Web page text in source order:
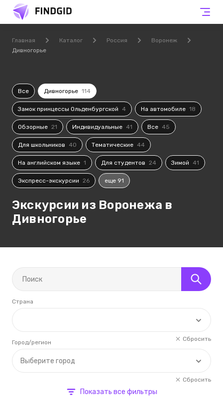
Главная Каталог Россия
Воронеж
Дивногорье
Все Дивногорье 114
Замок принцессы Ольденбургской 4 На автомобиле 18
Обзорные 21 Индивидуальные 41 Все 45
Для школьников 40 Тематические 44
На английском языке 1 Для студентов 24 Зимой 41
Экспресс-экскурсии 26 еще 91
Экскурсии из Воронежа в
Дивногорье
Страна
Сбросить
Выберите город
Город/регион
Сбросить
Показать все фильтры